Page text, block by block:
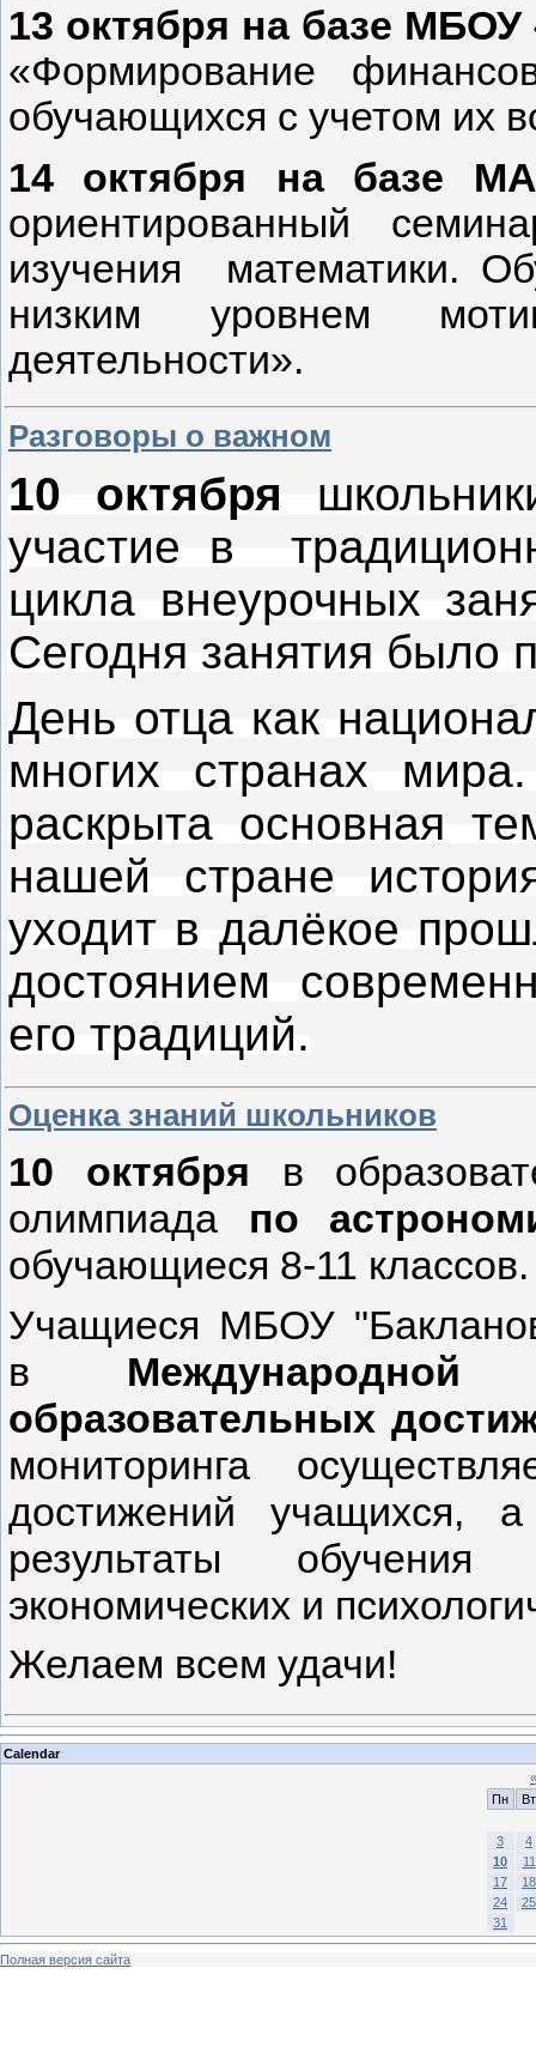
13 октября на базе
«Формирование
обучающихся с учетом их
14 октября на базе
ориентированный
изучения математики.
низким уровнем
деятельности».
Разговоры о важном
10 октября
участие в
цикла внеурочных
Сегодня занятия было
День отца как
многих странах
раскрыта основная
нашей стране
уходит в далёкое
достоянием
его традиций.
Оценка знаний школьников
10 октября в
олимпиада по
обучающиеся 8-11
Учащиеся МБОУ
в
образовательных
мониторинга
достижений учащихся,
результаты обучения
экономических и
Желаем всем удачи!
Calendar
«
Пн
Вт
3
4
10
11
17
18
24
25
31
Полная версия сайта